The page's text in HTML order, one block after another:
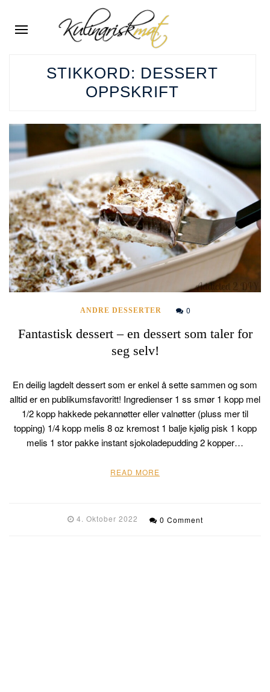
STIKKORD: DESSERT
OPPSKRIFT
ANDRE DESSERTER 0
Fantastisk dessert – en dessert som taler for
seg selv!
En deilig lagdelt dessert som er enkel å sette sammen og som
alltid er en publikumsfavoritt! Ingredienser 1 ss smør 1 kopp mel
1/2 kopp hakkede pekannøtter eller valnøtter (pluss mer til
topping) 1/4 kopp melis 8 oz kremost 1 balje kjølig pisk 1 kopp
melis 1 stor pakke instant sjokoladepudding 2 kopper…
READ MORE
4. Oktober 2022 0 Comment